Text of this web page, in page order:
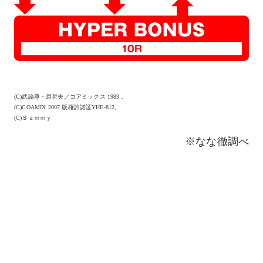
(C)武論尊・原哲夫／コアミックス 1983，
(C)COAMIX 2007 版権許諾証YHE-812,
(C)Ｓａｍｍｙ
※なな徹調べ